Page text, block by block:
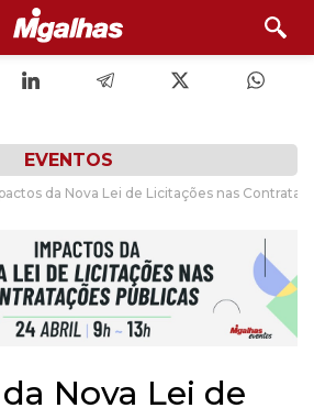
EVENTOS
da Nova Lei de Licitações nas
Nova Lei de